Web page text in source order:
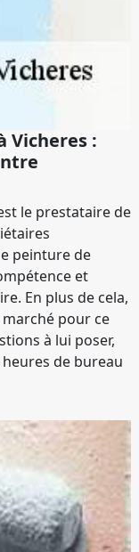
Vicheres :
le prestataire de
peinture de
et
En plus de cela,
pour ce
à lui poser,
de bureau